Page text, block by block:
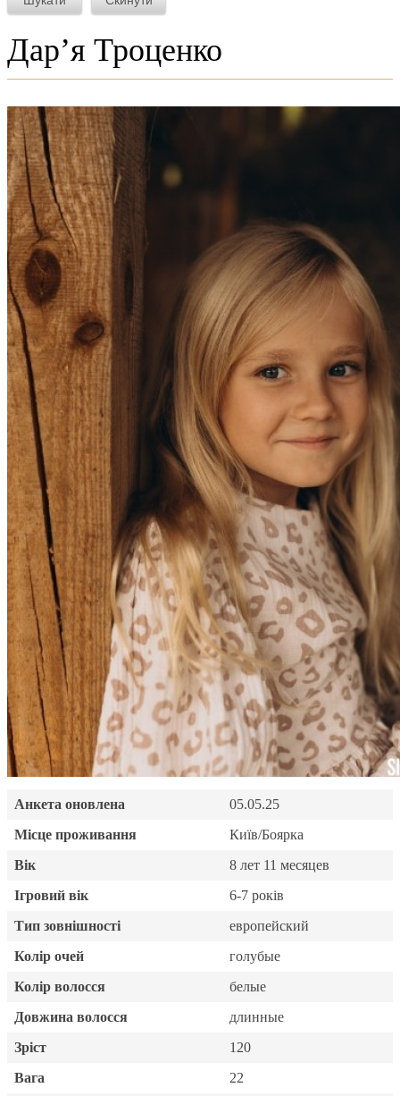
Дар’я Троценко
Анкета оновлена
05.05.25
Місце проживання
Київ/Боярка
Вік
8 лет 11 месяцев
Ігровий вік
6-7 років
Тип зовнішності
европейский
Колір очей
голубые
Колір волосся
белые
Довжина волосся
длинные
Зріст
120
Вага
22